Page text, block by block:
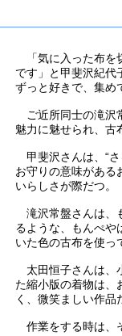
「気に入った布を
です」と甲斐沢紀代
ずっと好きで、集め
ご近所同士の滝沢
魅力に魅せられ、古
甲斐沢さんは、“さ
お守りの意味がある
いらしさが際だつ。
滝沢常盤さんは、
るような、もんぺや
いた色の古布を使っ
太田恒子さんは、
た縮小版の着物は、
く、微笑ましい作品
作業をする時は、